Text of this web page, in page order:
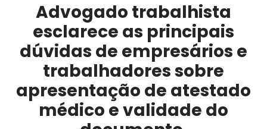
Advogado trabalhista
esclarece as principais
dúvidas de empresários e
trabalhadores sobre
apresentação de atestado
médico e validade do